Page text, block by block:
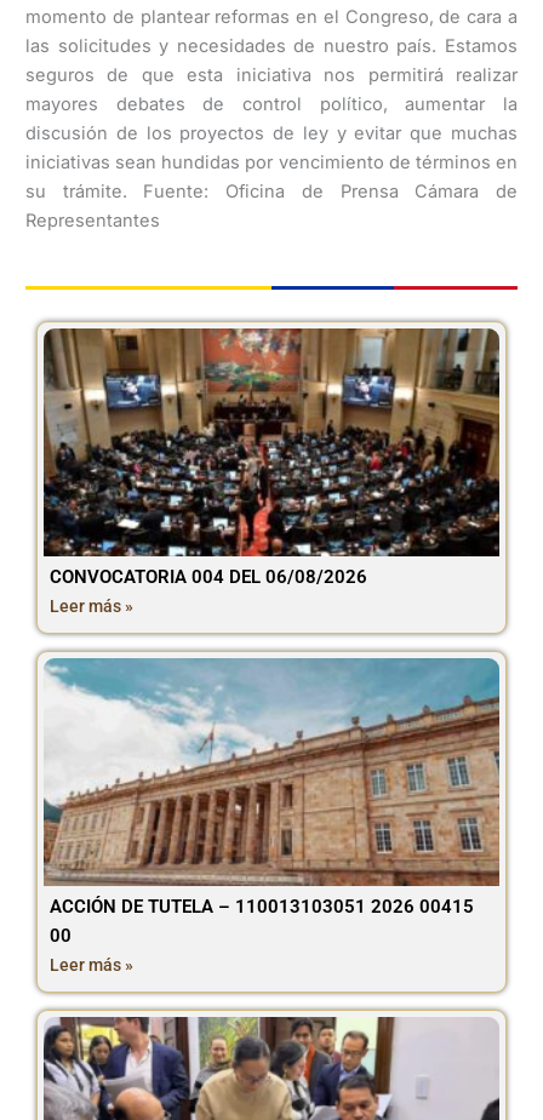
momento de plantear reformas en el Congreso, de cara a
las solicitudes y necesidades de nuestro país. Estamos
seguros de que esta iniciativa nos permitirá realizar
mayores debates de control político, aumentar la
discusión de los proyectos de ley y evitar que muchas
iniciativas sean hundidas por vencimiento de términos en
su trámite. Fuente: Oficina de Prensa Cámara de
Representantes
CONVOCATORIA 004 DEL 06/08/2026
Leer más »
ACCIÓN DE TUTELA – 110013103051 2026 00415
00
Leer más »